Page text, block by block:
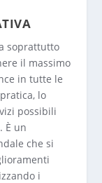
soprattutto
il massimo
in tutte le
lo
possibili
È un
che si
i